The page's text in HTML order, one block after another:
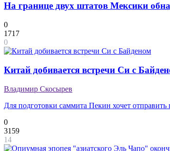
На границе двух штатов Мексики
0
1717
0
Китай добивается встречи Си c
Владимир Скосырев
Для подготовки саммита Пекин хочет
0
3159
14